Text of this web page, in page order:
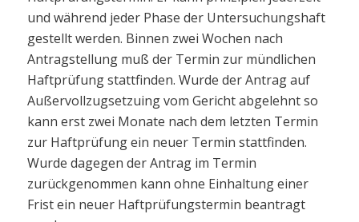
und während jeder Phase der Untersuchungshaft
gestellt werden. Binnen zwei Wochen nach
Antragstellung muß der Termin zur mündlichen
Haftprüfung stattfinden. Wurde der Antrag auf
Außervollzugsetzuing vom Gericht abgelehnt so
kann erst zwei Monate nach dem letzten Termin
zur Haftprüfung ein neuer Termin stattfinden.
Wurde dagegen der Antrag im Termin
zurückgenommen kann ohne Einhaltung einer
Frist ein neuer Haftprüfungstermin beantragt